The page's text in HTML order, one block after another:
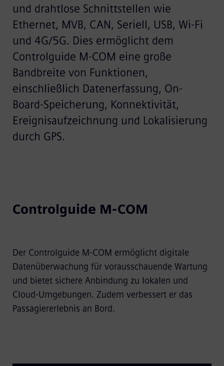
und drahtlose Schnittstellen wie
Ethernet, MVB, CAN, Seriell, USB, Wi-Fi
und 4G/5G. Dies ermöglicht dem
Controlguide M-COM eine große
Bandbreite von Funktionen,
einschließlich Datenerfassung, On-
Board-Speicherung, Konnektivität,
Ereignisaufzeichnung und Lokalisierung
durch GPS.
Controlguide M-COM
Der Controlguide M-COM ermöglicht digitale
Datenüberwachung für vorausschauende Wartung
und bietet sichere Anbindung zu lokalen und
Cloud-Umgebungen. Zudem verbessert er das
Passagiererlebnis an Bord.